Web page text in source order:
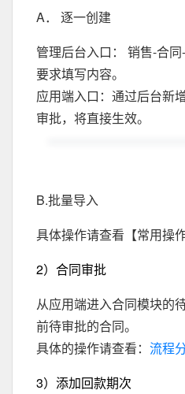
A． 逐一创建
管理后台入口： 销售-合同
要求填写内容。
应用端入口：通过后台新
审批，将直接生效。
B.批量导入
具体操作请查看【常用操
2）合同审批
从应用端进入合同模块的
前待审批的合同。
具体的操作请查看： 流程
3）添加回款期次